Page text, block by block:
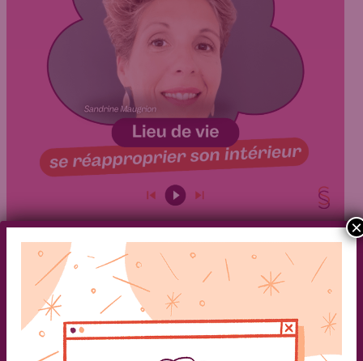
Articles ,Ressources pratiques Témoignages
Comment réaménager son
intérieur après le décès d’un
proche?
Caroline
×